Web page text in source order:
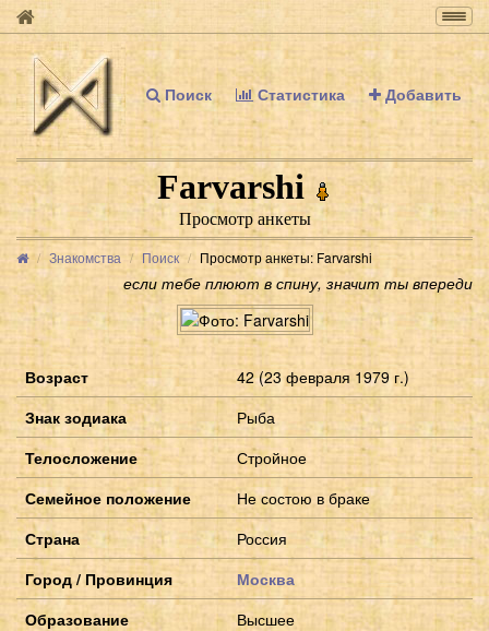
Поиск Статистика Добавить
Farvarshi
Просмотр анкеты
Знакомства Поиск Просмотр анкеты: Farvarshi
если тебе плюют в спину, значит ты впереди
Возраст
42 (23 февраля 1979 г.)
Знак зодиака
Рыба
Телосложение
Стройное
Семейное положение
Не состою в браке
Страна
Россия
Город / Провинция
Москва
Образование
Высшее